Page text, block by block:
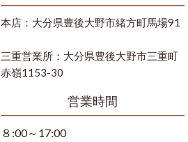
本店：大分県豊後大野市緒方町馬場91
三重営業所：大分県豊後大野市三重町
赤嶺1153-30
営業時間
８:00～17:00